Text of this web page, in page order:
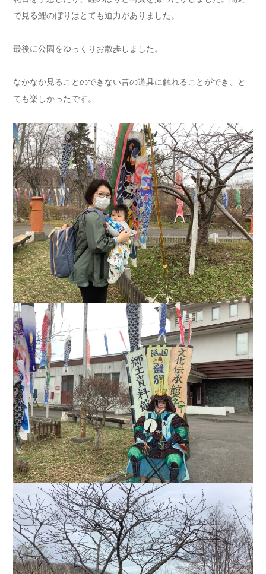
で見る鯉のぼりはとても迫力がありました。
最後に公園をゆっくりお散歩しました。
なかなか見ることのできない昔の道具に触れることができ、と
ても楽しかったです。